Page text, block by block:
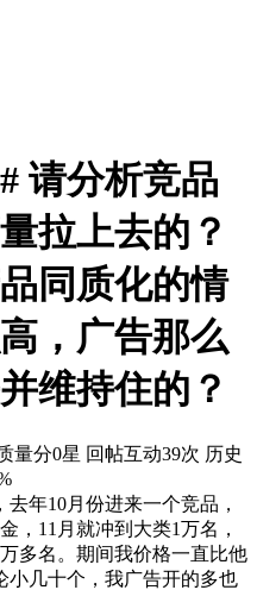
请分析竞品
拉上去的？
同质化的情
，广告那么
维持住的？
量分0星 回帖互动39次 历史
年10月份进来一个竞品，
，11月就冲到大类1万名，
多名。期间我价格一直比他
小几十个，我广告开的多也